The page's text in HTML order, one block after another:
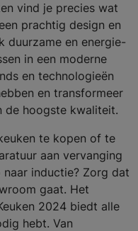
vind je precies wat
prachtig design en
duurzame en energie-
in een moderne
en technologieën
en transformeer
de hoogste kwaliteit.
te kopen of te
aan vervanging
inductie? Zorg dat
gaat. Het
2024 biedt alle
hebt. Van